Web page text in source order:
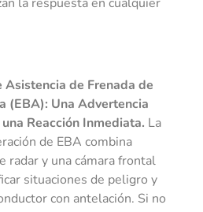
Asistencia de Frenada de
(EBA): Una Advertencia
Reacción Inmediata. La
de EBA combina
radar y una cámara frontal
situaciones de peligro y
con antelación. Si no